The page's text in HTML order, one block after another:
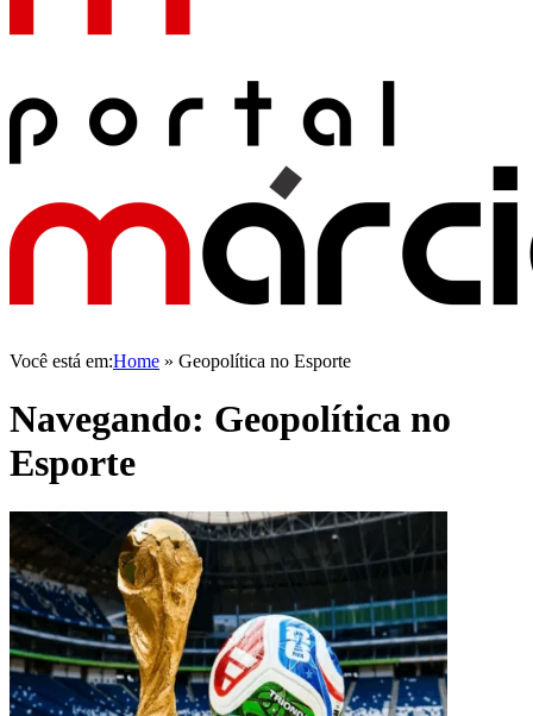
Você está em:Home » Geopolítica no Esporte
Navegando: Geopolítica no
Esporte